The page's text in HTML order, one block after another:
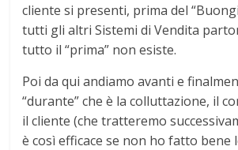
cliente si presenti, prima del
tutti gli altri Sistemi di Vendita
tutto il “prima” non esiste.
Poi da qui andiamo avanti e
“durante” che è la colluttazione, il
il cliente (che tratteremo
è così efficace se non ho fatto bene